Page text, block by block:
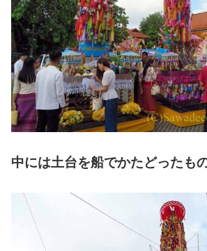
中には土台を船でかたどったも